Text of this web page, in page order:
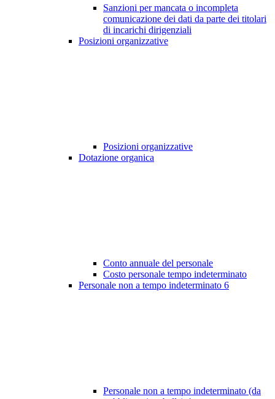
Sanzioni per mancata o incompleta
comunicazione dei dati da parte dei titolari
di incarichi dirigenziali
Posizioni organizzative
Posizioni organizzative
Dotazione organica
Conto annuale del personale
Costo personale tempo indeterminato
Personale non a tempo indeterminato 6
Personale non a tempo indeterminato (da